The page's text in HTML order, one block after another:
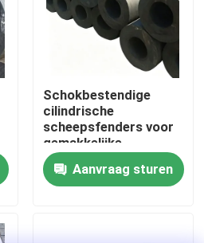
Schokbestendige
cilindrische
scheepsfenders voor
gemakkelijke
installatie en
weerbescherming
tegen zoutwater
Aanvraag sturen